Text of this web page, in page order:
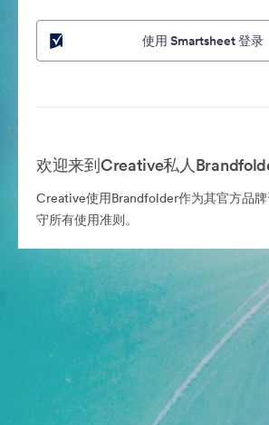
使用 Smartsheet 登录
欢迎来到Creative私人
Creative使用Brandfolder作为其官方品
守所有使用准则。